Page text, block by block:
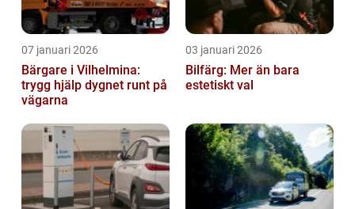
07 januari 2026
Bärgare i Vilhelmina:
trygg hjälp dygnet runt på
vägarna
03 januari 2026
Bilfärg: Mer än bara
estetiskt val